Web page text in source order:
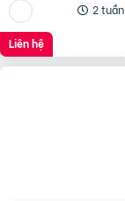
2 tuần
Liên hệ